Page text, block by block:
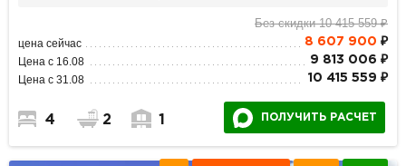
Без скидки 10 415 559 ₽
цена сейчас 8 607 900 ₽
Цена с 16.08 9 813 006 ₽
Цена с 31.08 10 415 559 ₽
4 2 1 ПОЛУЧИТЬ РАСЧЕТ